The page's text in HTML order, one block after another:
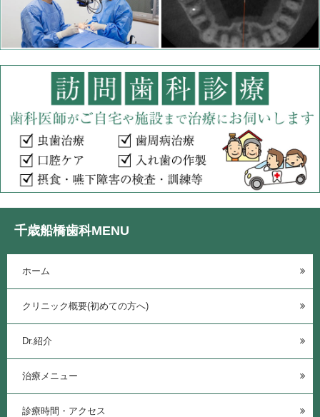
千歳船橋歯科MENU
ホーム
クリニック概要(初めての方へ)
Dr.紹介
治療メニュー
診療時間・アクセス